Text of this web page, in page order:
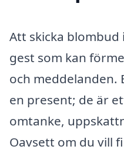
Att skicka
gest som kan
och meddelanden.
en present; de är
omtanke,
Oavsett om du vill